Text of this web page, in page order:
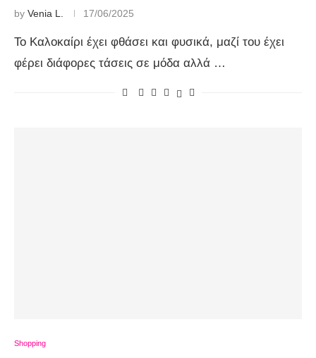
by Venia L. 17/06/2025
Το Καλοκαίρι έχει φθάσει και φυσικά, μαζί του έχει
φέρει διάφορες τάσεις σε μόδα αλλά …
Shopping